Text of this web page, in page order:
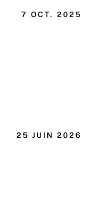
7 OCT. 2025
25 JUIN 2026